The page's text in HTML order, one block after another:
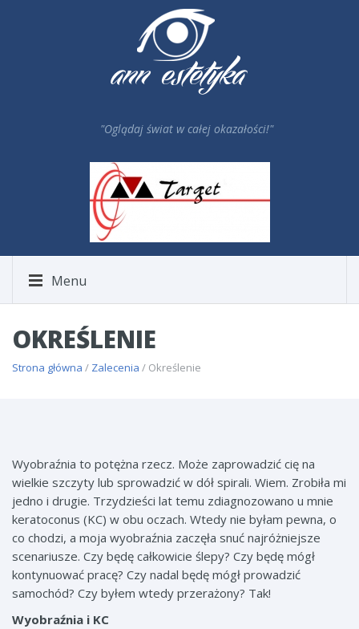
"Oglądaj świat w całej okazałości!"
Menu
OKREŚLENIE
Strona główna / Zalecenia / Określenie
Wyobraźnia to potężna rzecz. Może zaprowadzić cię na
wielkie szczyty lub sprowadzić w dół spirali. Wiem. Zrobiła mi
jedno i drugie. Trzydzieści lat temu zdiagnozowano u mnie
keratoconus (KC) w obu oczach. Wtedy nie byłam pewna, o
co chodzi, a moja wyobraźnia zaczęła snuć najróżniejsze
scenariusze. Czy będę całkowicie ślepy? Czy będę mógł
kontynuować pracę? Czy nadal będę mógł prowadzić
samochód? Czy byłem wtedy przerażony? Tak!
Wyobraźnia i KC